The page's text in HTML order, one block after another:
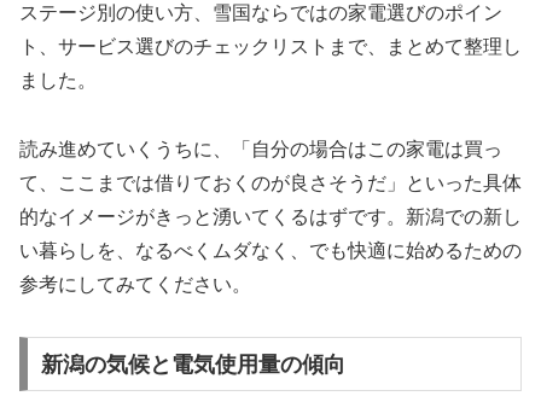
ステージ別の使い方、雪国ならではの家電選びのポイン
ト、サービス選びのチェックリストまで、まとめて整理し
ました。
読み進めていくうちに、「自分の場合はこの家電は買っ
て、ここまでは借りておくのが良さそうだ」といった具体
的なイメージがきっと湧いてくるはずです。新潟での新し
い暮らしを、なるべくムダなく、でも快適に始めるための
参考にしてみてください。
新潟の気候と電気使用量の傾向